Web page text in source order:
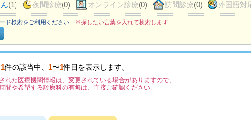
(1) 夜間診療(0) オンライン診療(0) 訪問診療(0) 外国語対
ド検索をご利用ください ※探したい言葉を入れて検索します
1件の該当中、 1〜1件目を表示します。
れた医療機関情報は、変更されている場合がありますので、
間や希望する診療科の有無は、直接ご確認ください。